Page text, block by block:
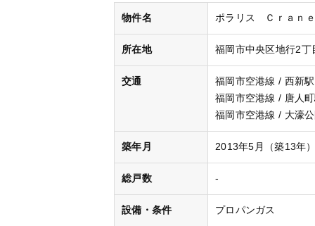
物件名 ポラリス Ｃｒａｎ
所在地 福岡市中央区地行2丁
交通
福岡市空港線 / 西新
福岡市空港線 / 唐人
福岡市空港線 / 大濠
築年月 2013年5月（築13年
総戸数 -
設備・条件 プロパンガス